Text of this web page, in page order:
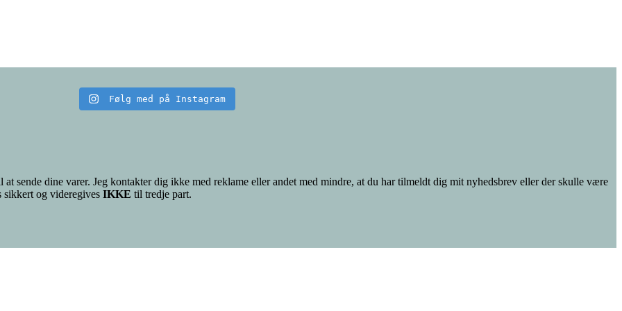
Følg med på Instagram
sende dine varer. Jeg kontakter dig ikke med reklame eller andet med mindre, at du har tilmeldt dig mit nyhedsbrev eller der skulle være
sikkert og videregives IKKE til tredje part.